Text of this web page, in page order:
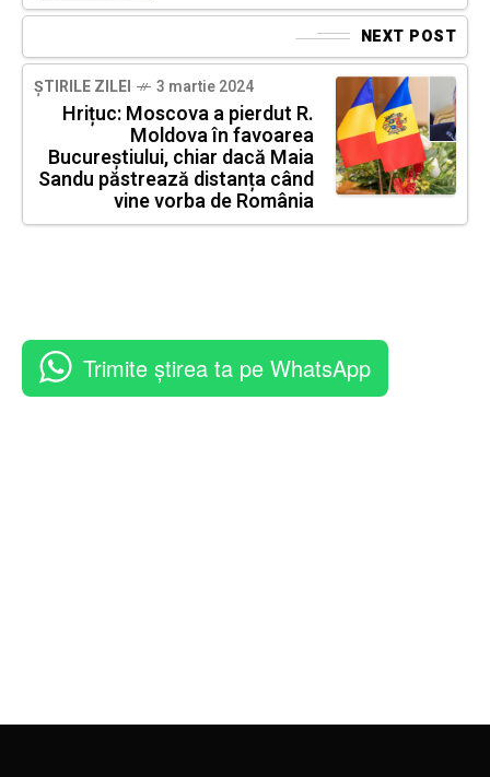
NEXT POST
ȘTIRILE ZILEI 3 martie 2024
Hrițuc: Moscova a pierdut R.
Moldova în favoarea
Bucureștiului, chiar dacă Maia
Sandu păstrează distanța când
vine vorba de România
Trimite știrea ta pe WhatsApp